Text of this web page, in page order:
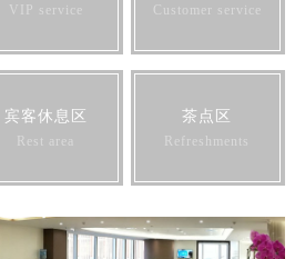
VIP service Customer service
宾客休息区
Rest area
茶点区
Refreshments